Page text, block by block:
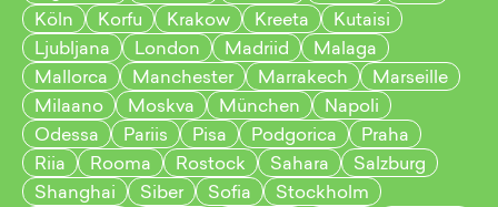
Köln
Korfu Krakow Kreeta
Kutaisi
Ljubljana
London Madriid
Malaga
Mallorca
Manchester Marrakech
Marseille
Milaano
Moskva München
Napoli
Odessa
Pariis Pisa Podgorica
Praha
Riia
Rooma Rostock Sahara
Salzburg
Shanghai
Siber Sofia
Stockholm